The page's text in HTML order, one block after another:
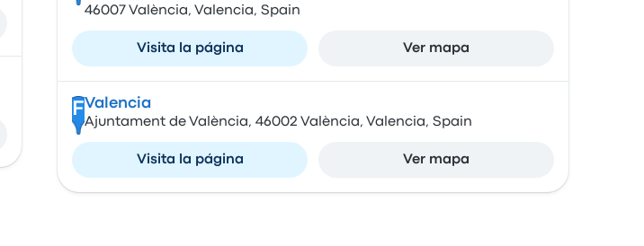
46007 València, Valencia, Spain
Visita la página Ver mapa
F Valencia
Ajuntament de València, 46002 València, Valencia, Spain
Visita la página Ver mapa